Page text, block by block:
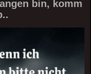
bin, komm